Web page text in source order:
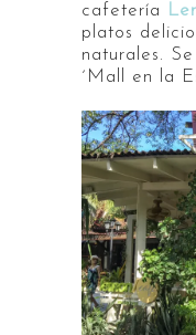
cafetería
platos
naturales.
´Mall en la